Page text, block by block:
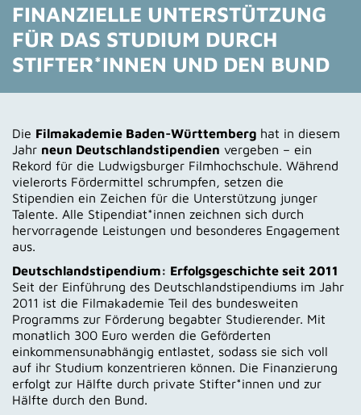
FINANZIELLE UNTERSTÜTZUNG
FÜR DAS STUDIUM DURCH
STIFTER*INNEN UND DEN BUND
Die Filmakademie Baden-Württemberg hat in diesem
Jahr neun Deutschlandstipendien vergeben – ein
Rekord für die Ludwigsburger Filmhochschule. Während
vielerorts Fördermittel schrumpfen, setzen die
Stipendien ein Zeichen für die Unterstützung junger
Talente. Alle Stipendiat*innen zeichnen sich durch
hervorragende Leistungen und besonderes Engagement
aus.
Deutschlandstipendium: Erfolgsgeschichte seit 2011
Seit der Einführung des Deutschlandstipendiums im Jahr
2011 ist die Filmakademie Teil des bundesweiten
Programms zur Förderung begabter Studierender. Mit
monatlich 300 Euro werden die Geförderten
einkommensunabhängig entlastet, sodass sie sich voll
auf ihr Studium konzentrieren können. Die Finanzierung
erfolgt zur Hälfte durch private Stifter*innen und zur
Hälfte durch den Bund.